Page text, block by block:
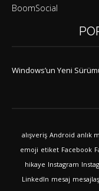
BoomSocial
Windows’un Yeni
alışveriş Android anlık
emoji etiket Facebook
hikaye Instagram
LinkedIn mesaj